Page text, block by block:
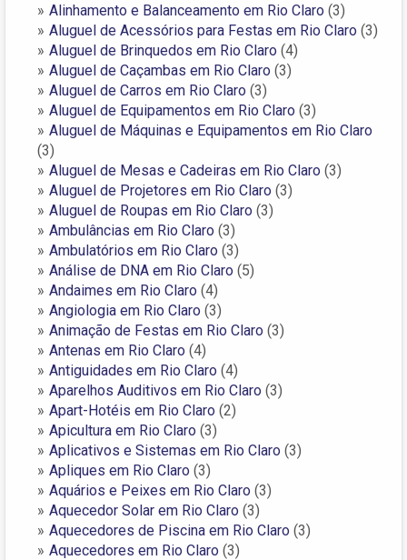
Alinhamento e Balanceamento em Rio Claro (3)
Aluguel de Acessórios para Festas em Rio Claro (3)
Aluguel de Brinquedos em Rio Claro (4)
Aluguel de Caçambas em Rio Claro (3)
Aluguel de Carros em Rio Claro (3)
Aluguel de Equipamentos em Rio Claro (3)
Aluguel de Máquinas e Equipamentos em Rio Claro
(3)
Aluguel de Mesas e Cadeiras em Rio Claro (3)
Aluguel de Projetores em Rio Claro (3)
Aluguel de Roupas em Rio Claro (3)
Ambulâncias em Rio Claro (3)
Ambulatórios em Rio Claro (3)
Análise de DNA em Rio Claro (5)
Andaimes em Rio Claro (4)
Angiologia em Rio Claro (3)
Animação de Festas em Rio Claro (3)
Antenas em Rio Claro (4)
Antiguidades em Rio Claro (4)
Aparelhos Auditivos em Rio Claro (3)
Apart-Hotéis em Rio Claro (2)
Apicultura em Rio Claro (3)
Aplicativos e Sistemas em Rio Claro (3)
Apliques em Rio Claro (3)
Aquários e Peixes em Rio Claro (3)
Aquecedor Solar em Rio Claro (3)
Aquecedores de Piscina em Rio Claro (3)
Aquecedores em Rio Claro (3)